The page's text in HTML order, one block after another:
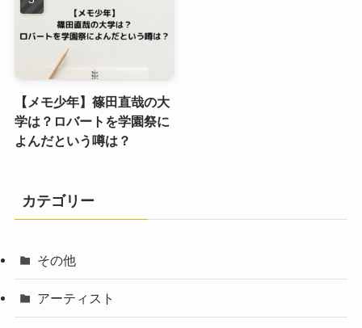
【メモ少年】篠田直哉の大
学は？ロバートを学園祭に
よんだという噂は？
カテゴリー
その他
アーティスト